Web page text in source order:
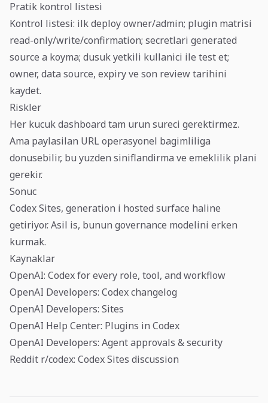
Pratik kontrol listesi
Kontrol listesi: ilk deploy owner/admin; plugin matrisi
read-only/write/confirmation; secretlari generated
source a koyma; dusuk yetkili kullanici ile test et;
owner, data source, expiry ve son review tarihini
kaydet.
Riskler
Her kucuk dashboard tam urun sureci gerektirmez.
Ama paylasilan URL operasyonel bagimliliga
donusebilir, bu yuzden siniflandirma ve emeklilik plani
gerekir.
Sonuc
Codex Sites, generation i hosted surface haline
getiriyor. Asil is, bunun governance modelini erken
kurmak.
Kaynaklar
OpenAI: Codex for every role, tool, and workflow
OpenAI Developers: Codex changelog
OpenAI Developers: Sites
OpenAI Help Center: Plugins in Codex
OpenAI Developers: Agent approvals & security
Reddit r/codex: Codex Sites discussion